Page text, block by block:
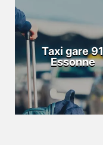
Taxi gare 91
Essonne